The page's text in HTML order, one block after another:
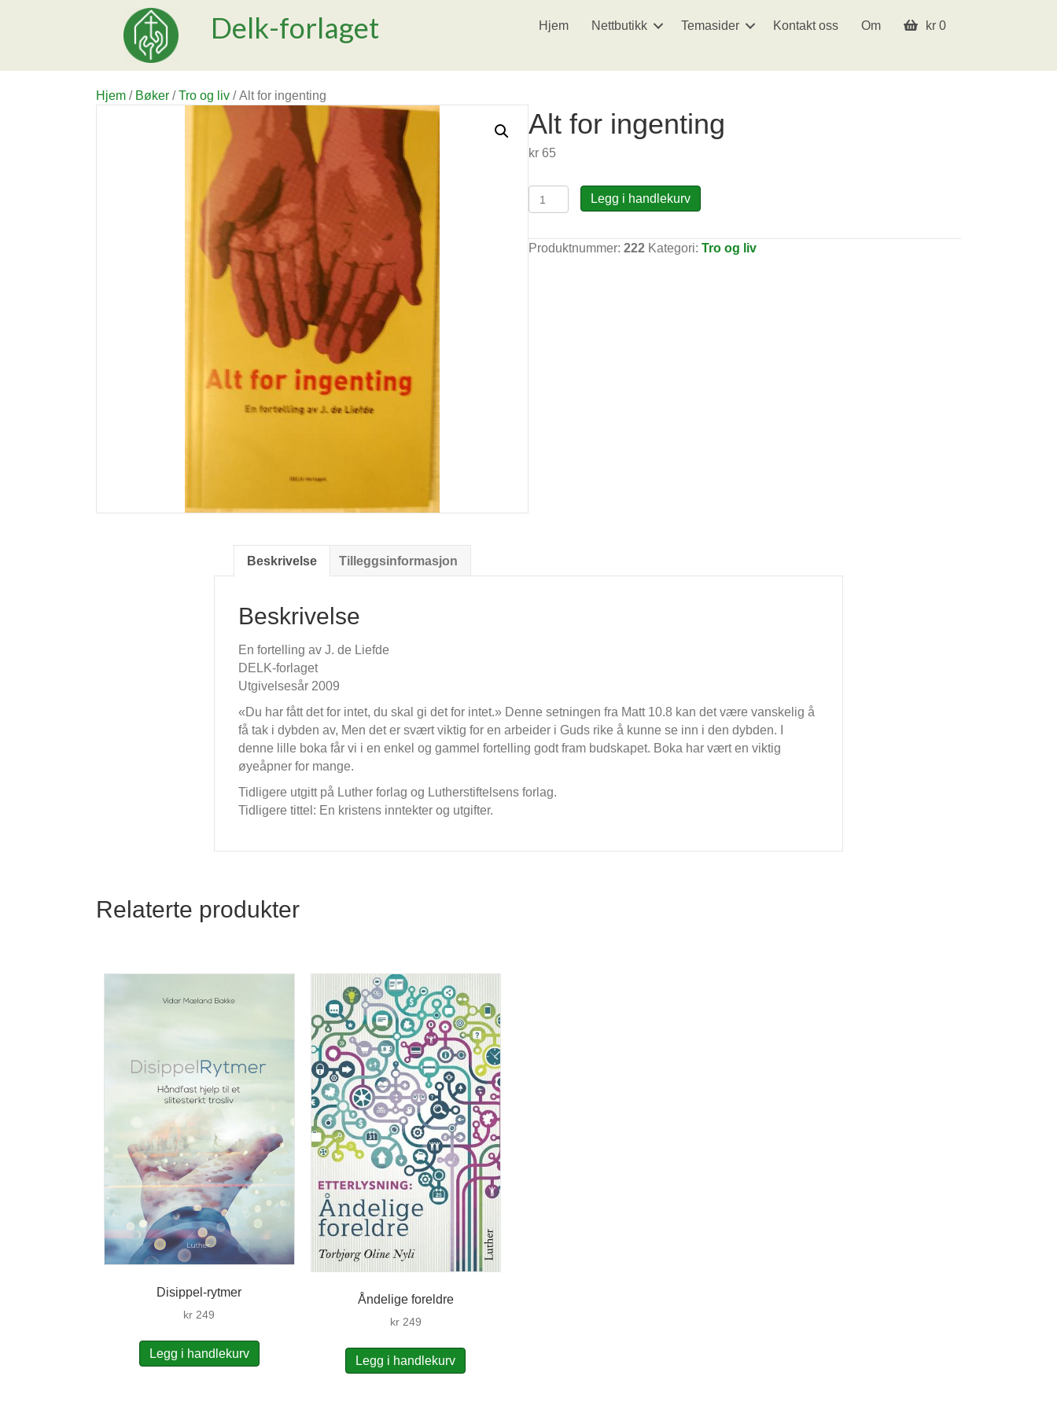
Delk-forlaget Hjem Nettbutikk Temasider Kontakt oss Om kr0
Hjem / Bøker /Tro og liv / Alt for ingenting
Alt for ingenting
kr 65
Alt
for
antall
Legg i handlekurv
Produktnummer: 222 Kategori: Tro og liv
Beskrivelse Tilleggsinformasjon
Beskrivelse
En fortelling av J. de Liefde
DELK-forlaget
Utgivelsesår 2009
«Du har fått det for intet, du skal gi det for intet.» Denne setningen fra Matt 10.8 kan det være vanskelig å
få tak i dybden av, Men det er svært viktig for en arbeider i Guds rike å kunne se inn i den dybden. I
denne lille boka får vi i en enkel og gammel fortelling godt fram budskapet. Boka har vært en viktig
øyeåpner for mange.
Tidligere utgitt på Luther forlag og Lutherstiftelsens forlag.
Tidligere tittel: En kristens inntekter og utgifter.
Relaterte produkter
Disippel-rytmer
kr 249
Legg i handlekurv
Åndelige foreldre
kr249
Legg i handlekurv